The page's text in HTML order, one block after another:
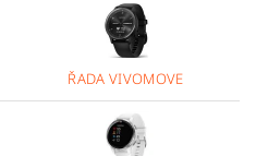
ŘADA VIVOMOVE